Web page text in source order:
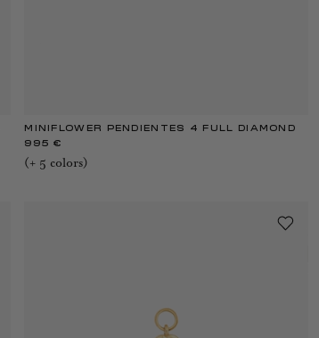
MINIFLOWER PENDIENTES 4 FULL DIAMOND
995 €
(+ 5 colors)